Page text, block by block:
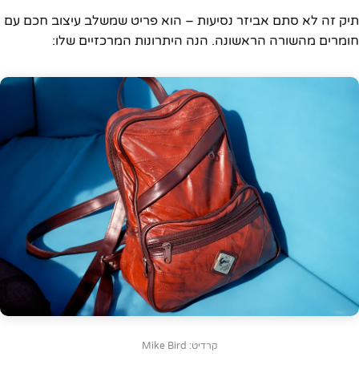
תיק זה לא סתם אביזר נסיעות – הוא פריט שמשלב עיצוב חכם עם
חומרים מהשורה הראשונה. הנה היתרונות המרכזיים שלו:
קרדיט: Mike Bird